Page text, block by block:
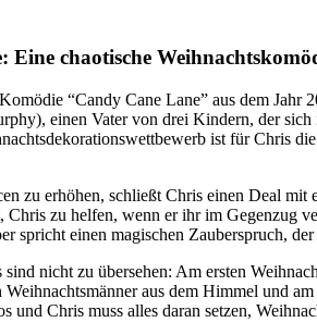
Eine chaotische
“Candy Cane Lane” aus dem Jahr
einen Vater von drei Kindern, der sich
ist für Chris
zu erhöhen, schließt Chris einen Deal mit
Chris zu helfen, wenn er ihr im Gegenzug
spricht einen magischen Zauberspruch,
nicht zu übersehen: Am ersten
Weihnachtsmänner aus dem Himmel und
und Chris muss alles daran setzen,